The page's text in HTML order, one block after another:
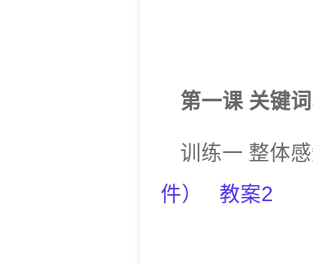
第一课 关键
训练一 整体
件） 教案2